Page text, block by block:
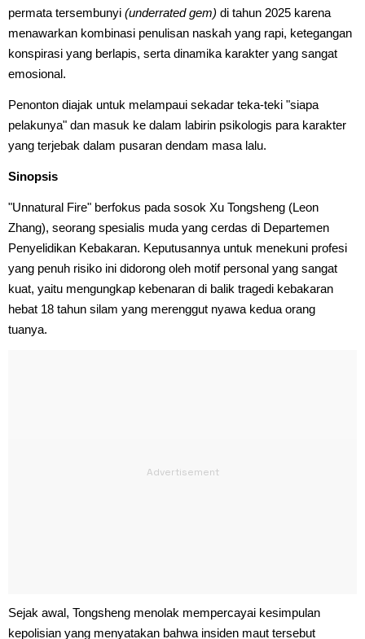
permata tersembunyi (underrated gem) di tahun 2025 karena
menawarkan kombinasi penulisan naskah yang rapi, ketegangan
konspirasi yang berlapis, serta dinamika karakter yang sangat
emosional.
Penonton diajak untuk melampaui sekadar teka-teki "siapa
pelakunya" dan masuk ke dalam labirin psikologis para karakter
yang terjebak dalam pusaran dendam masa lalu.
Sinopsis
"Unnatural Fire" berfokus pada sosok Xu Tongsheng (Leon
Zhang), seorang spesialis muda yang cerdas di Departemen
Penyelidikan Kebakaran. Keputusannya untuk menekuni profesi
yang penuh risiko ini didorong oleh motif personal yang sangat
kuat, yaitu mengungkap kebenaran di balik tragedi kebakaran
hebat 18 tahun silam yang merenggut nyawa kedua orang
tuanya.
Sejak awal, Tongsheng menolak mempercayai kesimpulan
kepolisian yang menyatakan bahwa insiden maut tersebut